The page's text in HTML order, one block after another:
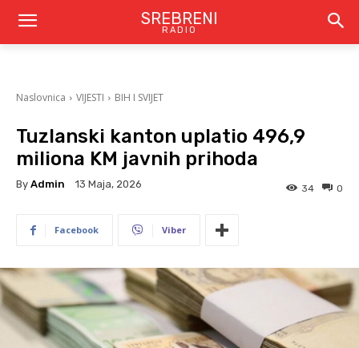
SREBRENI
RADIO
Naslovnica VIJESTI BIH I SVIJET
Tuzlanski kanton uplatio 496,9
miliona KM javnih prihoda
By Admin 13 Maja, 2026 0
34
Facebook Viber